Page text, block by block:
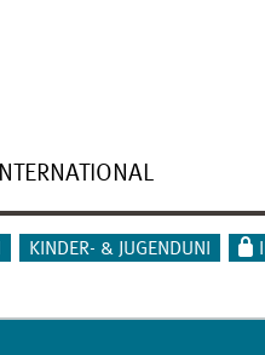
INTERNATIONAL
KINDER- & JUGENDUNI